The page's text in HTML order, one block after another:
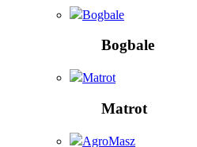
Bogbale
Bogbale
Matrot
Matrot
AgroMasz